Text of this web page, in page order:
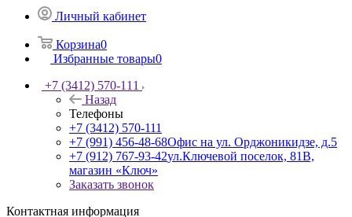
Личный кабинет
Корзина0
Избранные товары0
+7 (3412) 570-111
Назад
Телефоны
+7 (3412) 570-111
+7 (991) 456-48-68Офис на ул. Орджоникидзе, д.5
+7 (912) 767-93-42ул.Ключевой поселок, 81В,
магазин «Ключ»
Заказать звонок
Контактная информация